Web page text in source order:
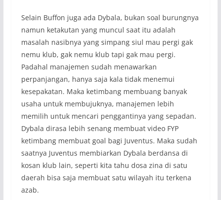
Selain Buffon juga ada Dybala, bukan soal burungnya
namun ketakutan yang muncul saat itu adalah
masalah nasibnya yang simpang siul mau pergi gak
nemu klub, gak nemu klub tapi gak mau pergi.
Padahal manajemen sudah menawarkan
perpanjangan, hanya saja kala tidak menemui
kesepakatan. Maka ketimbang membuang banyak
usaha untuk membujuknya, manajemen lebih
memilih untuk mencari penggantinya yang sepadan.
Dybala dirasa lebih senang membuat video FYP
ketimbang membuat goal bagi Juventus. Maka sudah
saatnya Juventus membiarkan Dybala berdansa di
kosan klub lain, seperti kita tahu dosa zina di satu
daerah bisa saja membuat satu wilayah itu terkena
azab.